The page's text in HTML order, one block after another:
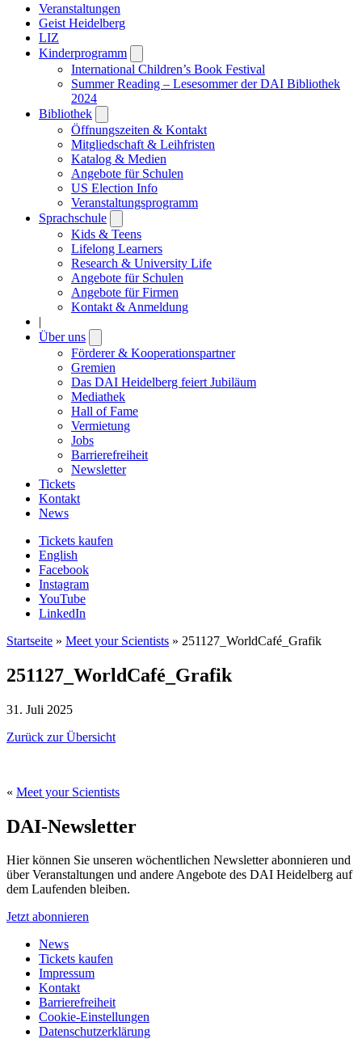
Veranstaltungen
Geist Heidelberg
LIZ
Kinderprogramm
submenu
International Children’s Book Festival
Summer Reading – Lesesommer der DAI Bibliothek
2024
Bibliothek
submenu
Öffnungszeiten & Kontakt
Mitgliedschaft & Leihfristen
Katalog & Medien
Angebote für Schulen
US Election Info
Veranstaltungsprogramm
Sprachschule
submenu
Kids & Teens
Lifelong Learners
Research & University Life
Angebote für Schulen
Angebote für Firmen
Kontakt & Anmeldung
|
Über uns
submenu
Förderer & Kooperationspartner
Gremien
Das DAI Heidelberg feiert Jubiläum
Mediathek
Hall of Fame
Vermietung
Jobs
Barrierefreiheit
Newsletter
Tickets
Kontakt
News
Tickets kaufen
English
Facebook
Instagram
YouTube
LinkedIn
Startseite » Meet your Scientists » 251127_WorldCafé_Grafik
251127_WorldCafé_Grafik
31. Juli 2025
Zurück zur Übersicht
« Meet your Scientists
DAI-Newsletter
Hier können Sie unseren wöchentlichen Newsletter abonnieren und
über Veranstaltungen und andere Angebote des DAI Heidelberg auf
dem Laufenden bleiben.
Jetzt abonnieren
News
Tickets kaufen
Impressum
Kontakt
Barrierefreiheit
Cookie-Einstellungen
Datenschutzerklärung